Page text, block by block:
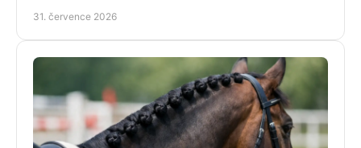
31. července 2026